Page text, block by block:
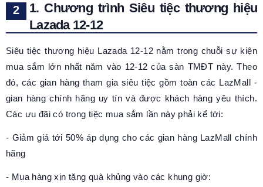
1. Chương trình Siêu tiệc thương hiệu
Lazada 12-12
Siêu tiệc thương hiệu Lazada 12-12 nằm trong chuỗi sự kiện
mua sắm lớn nhất năm vào 12-12 của sàn TMĐT này. Theo
đó, các gian hàng tham gia siêu tiệc gồm toàn các LazMall -
gian hàng chính hãng uy tín và được khách hàng yêu thích.
Các ưu đãi có trong tiệc mua sắm lần này phải kể tới:
- Giảm giá tới 50% áp dụng cho các gian hàng LazMall chính
hãng
- Mua hàng xịn tặng quà khủng vào các khung giờ: